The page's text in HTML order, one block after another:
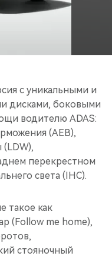
с уникальными и
дисками, боковыми
водителю ADAS:
(AEB),
перекрестном
света (IHC).
такое как
(Follow me home),
стояночный